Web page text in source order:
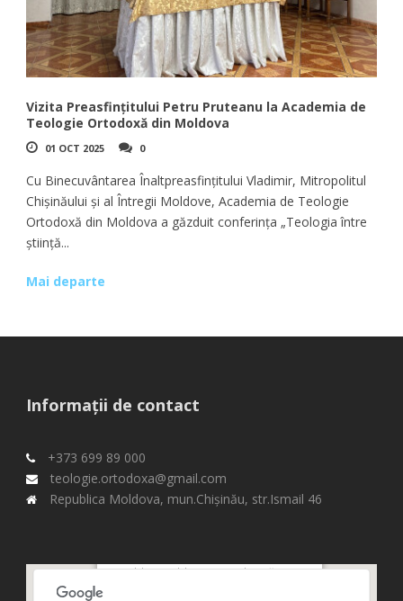
Vizita Preasfințitului Petru Pruteanu la Academia de
Teologie Ortodoxă din Moldova
01 OCT 2025 0
Cu Binecuvântarea Înaltpreasfințitului Vladimir, Mitropolitul
Chișinăului și al Întregii Moldove, Academia de Teologie
Ortodoxă din Moldova a găzduit conferința „Teologia între
știință...
Mai departe
Informații de contact
+373 699 89 000
teologie.ortodoxa@gmail.com
Republica Moldova, mun.Chişinău, str.Ismail 46
Republica Moldova, mun.Chişinău,